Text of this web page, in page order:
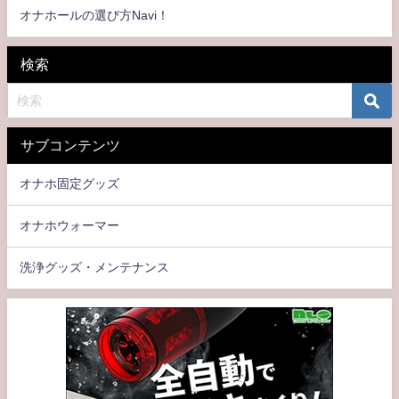
オナホールの選び方Navi！
検索
サブコンテンツ
オナホ固定グッズ
オナホウォーマー
洗浄グッズ・メンテナンス